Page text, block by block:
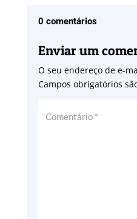
0 comentários
Enviar um
O seu endereço de e-
Campos obrigatórios